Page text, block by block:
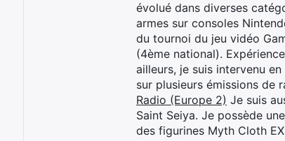
évolué dans diverses
armes sur consoles
du tournoi du jeu vidéo
(4ème national).
ailleurs, je suis intervenu
sur plusieurs émissions de
Radio (Europe 2) Je suis
Saint Seiya. Je possède
des figurines Myth Cloth